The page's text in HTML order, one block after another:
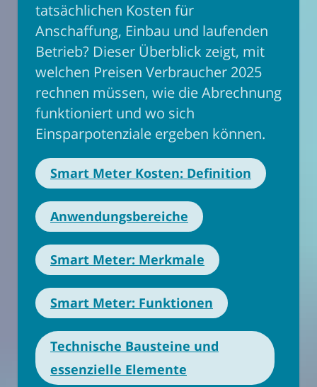
tatsächlichen Kosten für
Anschaffung, Einbau und laufenden
Betrieb? Dieser Überblick zeigt, mit
welchen Preisen Verbraucher 2025
rechnen müssen, wie die Abrechnung
funktioniert und wo sich
Einsparpotenziale ergeben können.
Smart Meter Kosten: Definition
Anwendungsbereiche
Smart Meter: Merkmale
Smart Meter: Funktionen
Technische Bausteine und
essenzielle Elemente